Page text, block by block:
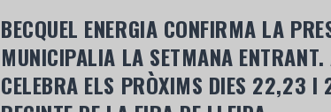
BECQUEL ENERGIA CONFIRMA LA
MUNICIPALIA LA SETMANA ENTRANT.
CELEBRA ELS PRÒXIMS DIES 22,23 I